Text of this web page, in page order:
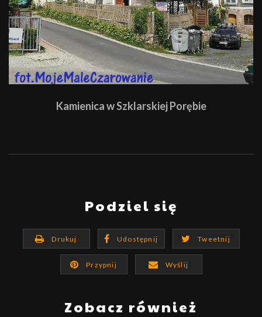
Kamienica w Szklarskiej Porębie
Podziel się
Drukuj Udostępnij Tweetnij
Przypnij Wyślij
Zobacz również